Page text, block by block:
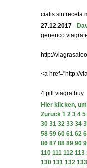
cialis sin receta
27.12.2017 -
generico viagra
http://
<a href="http://
4 pill viagra buy
Hier klicken,
Zurück 1 2 3 4 5
30 31 32 33 34
58 59 60 61 62
86 87 88 89 90
110 111 112 113
130 131 132 133